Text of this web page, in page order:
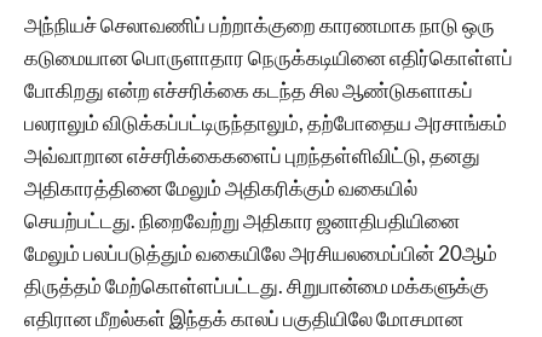
அந்நியச் செலாவணிப் பற்றாக்குறை காரணமாக நாடு ஒரு
கடுமையான பொருளாதார நெருக்கடியினை எதிர்கொள்ளப்
போகிறது என்ற எச்சரிக்கை கடந்த சில ஆண்டுகளாகப்
பலராலும் விடுக்கப்பட்டிருந்தாலும், தற்போதைய‌ அரசாங்கம்
அவ்வாறான எச்சரிக்கைகளைப் புறந்தள்ளிவிட்டு, தனது
அதிகாரத்தினை மேலும் அதிகரிக்கும் வகையில்
செயற்பட்டது. நிறைவேற்று அதிகார ஜனாதிபதியினை
மேலும் பலப்படுத்தும் வகையிலே அரசியலமைப்பின் 20ஆம்
திருத்தம் மேற்கொள்ளப்பட்டது. சிறுபான்மை மக்களுக்கு
எதிரான மீறல்கள் இந்தக் காலப் பகுதியிலே மோசமான